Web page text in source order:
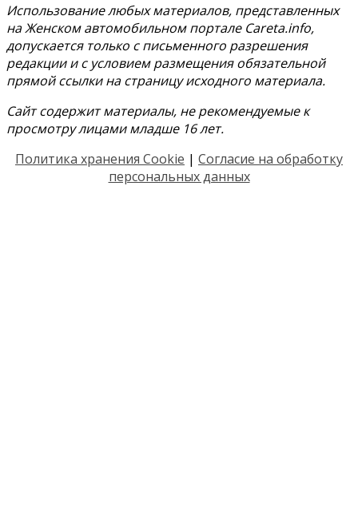
Использование любых материалов, представленных
на Женском автомобильном портале Careta.info,
допускается только с письменного разрешения
редакции и с условием размещения обязательной
прямой ссылки на страницу исходного материала.
Сайт содержит материалы, не рекомендуемые к
просмотру лицами младше 16 лет.
Политика хранения Cookie | Согласие на обработку
персональных данных